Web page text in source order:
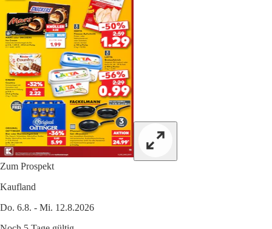
Zum Prospekt
Kaufland
Do. 6.8. - Mi. 12.8.2026